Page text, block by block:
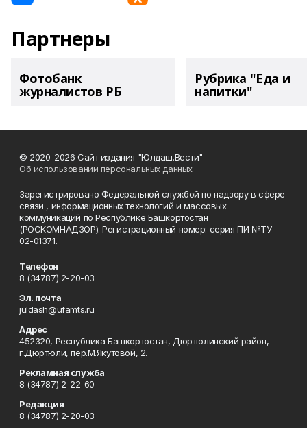
Партнеры
Фотобанк
журналистов РБ
Рубрика "Еда и
напитки"
© 2020-2026 Сайт издания "Юлдаш.Вести"
Об использовании персональных данных
Зарегистрировано Федеральной службой по надзору в сфере
связи , информационных технологий и массовых
коммуникаций по Республике Башкортостан
(РОСКОМНАДЗОР). Регистрационный номер: серия ПИ №ТУ
02-01371.
Телефон
8 (34787) 2-20-03
Эл. почта
juldash@ufamts.ru
Адрес
452320, Республика Башкортостан, Дюртюлинский район,
г.Дюртюли, пер.М.Якутовой, 2.
Рекламная служба
8 (34787) 2-22-60
Редакция
8 (34787) 2-20-03